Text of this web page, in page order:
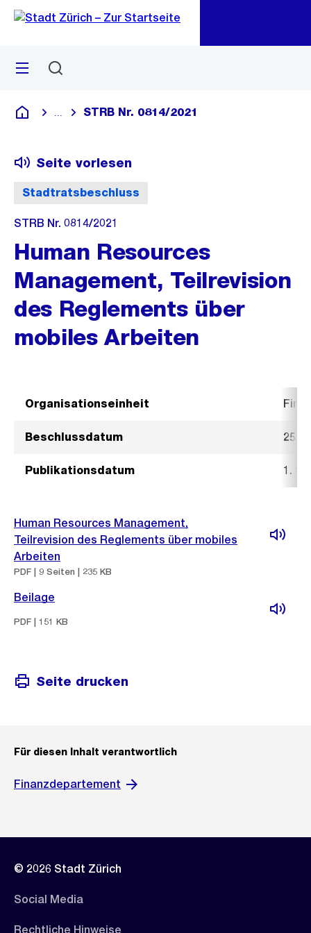
Navigation
Sprunglink
Menü
Deutsch
Blende alle Breadcrumbs ein
STRB Nr. 0814/2021
Stadtratsbeschluss
Seite vorlesen
STRB Nr. 0814/2021
Human Resources
Management, Teilrevision
des Reglements über
mobiles Arbeiten
Organisationseinheit
Beschlussdatum 25.
Publikationsdatum 1.
Human Resources Management,
Teilrevision des Reglements über mobiles
Arbeiten
PDF | 9 Seiten | 235 KB
Beilage
PDF | 151 KB
Seite drucken
Für diesen Inhalt verantwortlich
Finanzdepartement
© 2026 Stadt Zürich
Social Media
Rechtliche Hinweise